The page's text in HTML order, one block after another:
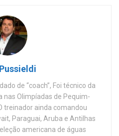
de “coach”, Foi técnico da
nas Olimpíadas de Pequim-
treinador ainda comandou
Paraguai, Aruba e Antilhas
americana de águas